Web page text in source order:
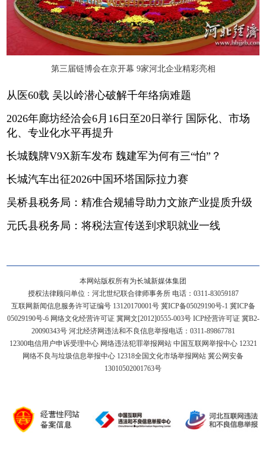
第三届链博会在京开幕 9家河北企业精彩亮相
从医60载 吴以岭潜心破解千年络病难题
2026年廊坊经洽会6月16日至20日举行 国际化、市场
化、专业化水平再提升
长城魏牌V9X新车发布 魏建军为何有三“怕”？
长城汽车出征2026中国环塔国际拉力赛
吴桥县税务局：精准合规辅导助力文旅产业提质升级
元氏县税务局：将税法宣传送到求职就业一线
本网站版权所有为长城新媒体集团
授权法律顾问单位：河北世纪联合律师事务所 电话：0311-83059187
互联网新闻信息服务许可证编号 13120170001号 冀ICP备05029190号-1 冀ICP备
05029190号-6网络文化经营许可证 冀网文[2012]0555-003号 ICP经营许可证 冀B2-
20090343号 河北经济网违法和不良信息举报电话：0311-89867781
12300电信用户申诉受理中心 网络违法犯罪举报网站 中国互联网举报中心 12321
网络不良与垃圾信息举报中心 12318全国文化市场举报网站 冀公网安备
13010502001763号